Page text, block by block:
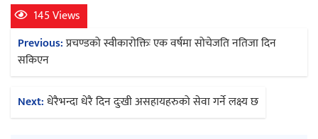
‘आइतबारको अफिस’ को परिचर्चा सम्पन्न
145 Views
Post
navigation
Previous:प्रचण्डको स्वीकारोक्तिः एक वर्षमा सोचेजति नतिजा दिन
सकिएन
Next:धेरैभन्दा धेरै दिन दुःखी असहायहरुको सेवा गर्ने लक्ष्य छ